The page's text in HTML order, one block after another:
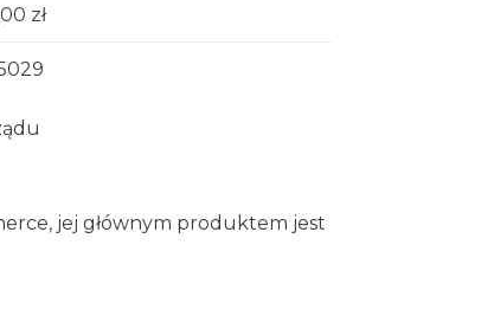
zł
jej głównym produktem jest